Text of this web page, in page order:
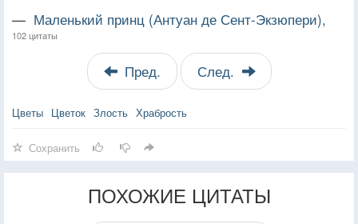
— Маленький принц (Антуан де Сент-Экзюпери),
102 цитаты
Пред. След.
Цветы Цветок Злость Храбрость
Сохранить
ПОХОЖИЕ ЦИТАТЫ